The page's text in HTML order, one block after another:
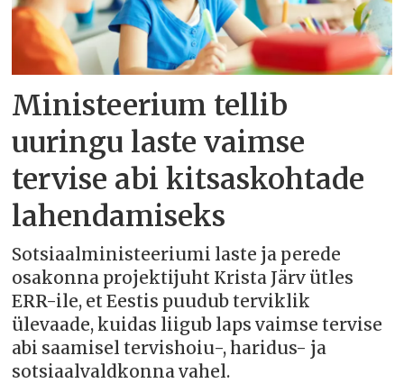
Ministeerium tellib
uuringu laste vaimse
tervise abi kitsaskohtade
lahendamiseks
Sotsiaalministeeriumi laste ja perede
osakonna projektijuht Krista Järv ütles
ERR-ile, et Eestis puudub terviklik
ülevaade, kuidas liigub laps vaimse tervise
abi saamisel tervishoiu-, haridus- ja
sotsiaalvaldkonna vahel.